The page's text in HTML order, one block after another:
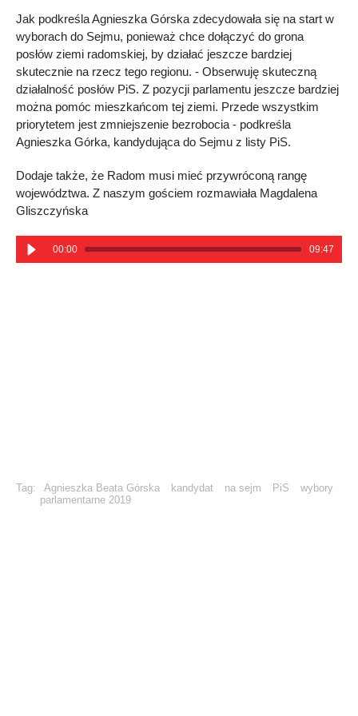
Jak podkreśla Agnieszka Górska zdecydowała się na start w
wyborach do Sejmu, ponieważ chce dołączyć do grona
posłów ziemi radomskiej, by działać jeszcze bardziej
skutecznie na rzecz tego regionu. - Obserwuję skuteczną
działalność posłów PiS. Z pozycji parlamentu jeszcze bardziej
można pomóc mieszkańcom tej ziemi. Przede wszystkim
priorytetem jest zmniejszenie bezrobocia - podkreśla
Agnieszka Górka, kandydująca do Sejmu z listy PiS.
Dodaje także, że Radom musi mieć przywróconą rangę
województwa. Z naszym gościem rozmawiała Magdalena
Gliszczyńska
00:00 09:47
Tag: Agnieszka Beata Górska kandydat na sejm PiS
wybory
parlamentarne 2019